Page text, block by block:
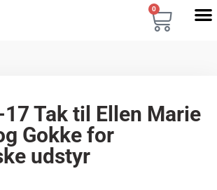
0
Tak til Ellen Marie
Gokke for
udstyr